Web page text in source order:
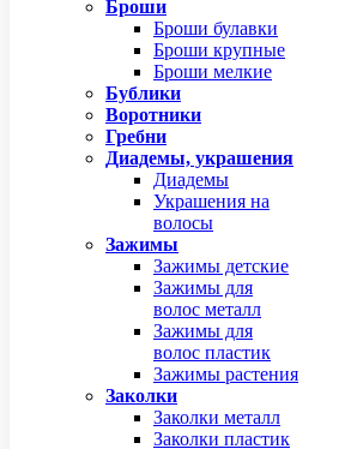
Броши
Броши булавки
Броши крупные
Броши мелкие
Бублики
Воротники
Гребни
Диадемы, украшения
Диадемы
Украшения на
волосы
Зажимы
Зажимы детские
Зажимы для
волос металл
Зажимы для
волос пластик
Зажимы растения
Заколки
Заколки металл
Заколки пластик